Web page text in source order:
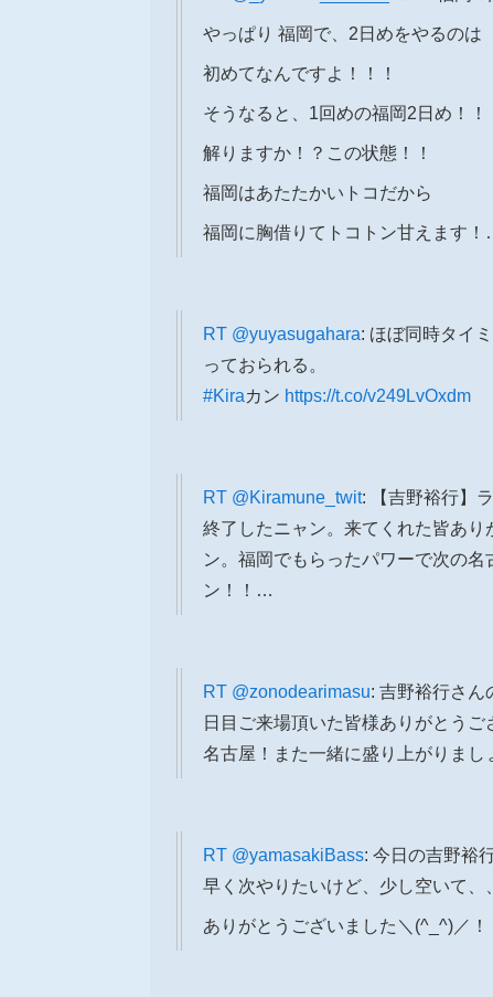
やっぱり 福岡で、2日めをやるのは
初めてなんですよ！！！
そうなると、1回めの福岡2日め！！
解りますか！？この状態！！
福岡はあたたかいトコだから
福岡に胸借りてトコトン甘えます
RT @yuyasugahara: ほぼ同時タイ
っておられる。
#Kiraカン https://t.co/v249LvOxdm
RT @Kiramune_twit: 【吉野裕行】
終了したニャン。来てくれた皆あ
ン。福岡でもらったパワーで次の
ン！！…
RT @zonodearimasu: 吉野裕行さん
日目ご来場頂いた皆様ありがとう
名古屋！また一緒に盛り上がりまし
RT @yamasakiBass: 今日の吉野裕
早く次やりたいけど、少し空いて、
ありがとうございました＼(^_^)／！